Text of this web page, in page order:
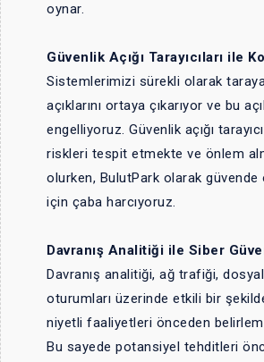
oynar.
Güvenlik Açığı Tarayıcıları ile
Sistemlerimizi sürekli olarak
açıklarını ortaya çıkarıyor ve bu
engelliyoruz. Güvenlik açığı
riskleri tespit etmekte ve önlem
olurken, BulutPark olarak güvende
için çaba harcıyoruz.
Davranış Analitiği ile Siber
Davranış analitiği, ağ trafiği,
oturumları üzerinde etkili bir
niyetli faaliyetleri önceden
Bu sayede potansiyel tehditleri